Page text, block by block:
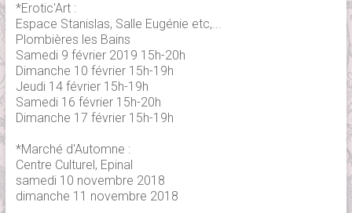
*Erotic'Art :
Espace Stanislas, Salle Eugénie etc,...
Plombières les Bains
Samedi 9 février 2019 15h-20h
Dimanche 10 février 15h-19h
Jeudi 14 février 15h-19h
Samedi 16 février 15h-20h
Dimanche 17 février 15h-19h
*Marché d'Automne :
Centre Culturel, Epinal
samedi 10 novembre 2018
dimanche 11 novembre 2018